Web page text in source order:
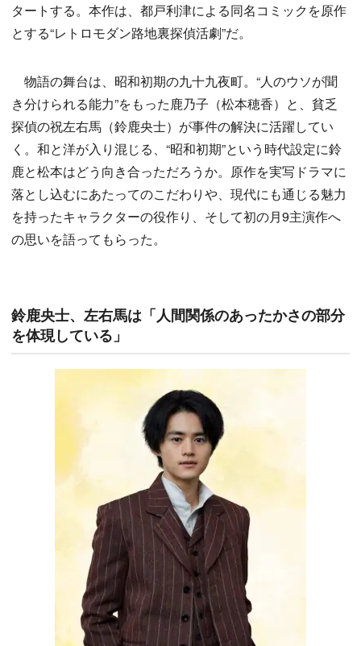
タートする。本作は、都戸利津による同名コミックを原作
とする“レトロモダン路地裏探偵活劇”だ。
物語の舞台は、昭和初期の九十九夜町。“人のウソが聞
き分けられる能力”をもった鹿乃子（松本穂香）と、貧乏
探偵の祝左右馬（鈴鹿央士）が事件の解決に活躍してい
く。和と洋が入り混じる、“昭和初期”という時代設定に鈴
鹿と松本はどう向き合っただろうか。原作を実写ドラマに
落とし込むにあたってのこだわりや、現代にも通じる魅力
を持ったキャラクターの役作り、そして初の月9主演作へ
の思いを語ってもらった。
鈴鹿央士、左右馬は「人間関係のあったかさの部分
を体現している」